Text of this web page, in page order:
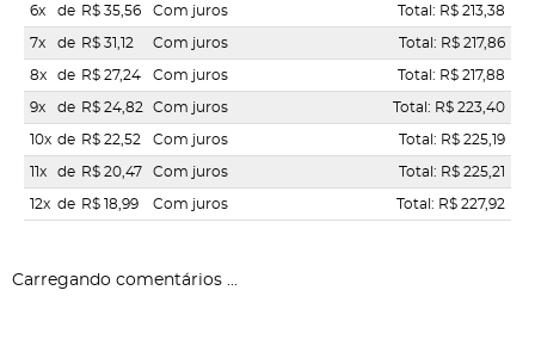
6x de R$ 35,56 Com juros Total: R$ 213,38
7x de R$ 31,12 Com juros Total: R$ 217,86
8x de R$ 27,24 Com juros Total: R$ 217,88
9x de R$ 24,82 Com juros Total: R$ 223,40
10x de R$ 22,52 Com juros Total: R$ 225,19
11x de R$ 20,47 Com juros Total: R$ 225,21
12x de R$ 18,99 Com juros Total: R$ 227,92
Carregando comentários ...